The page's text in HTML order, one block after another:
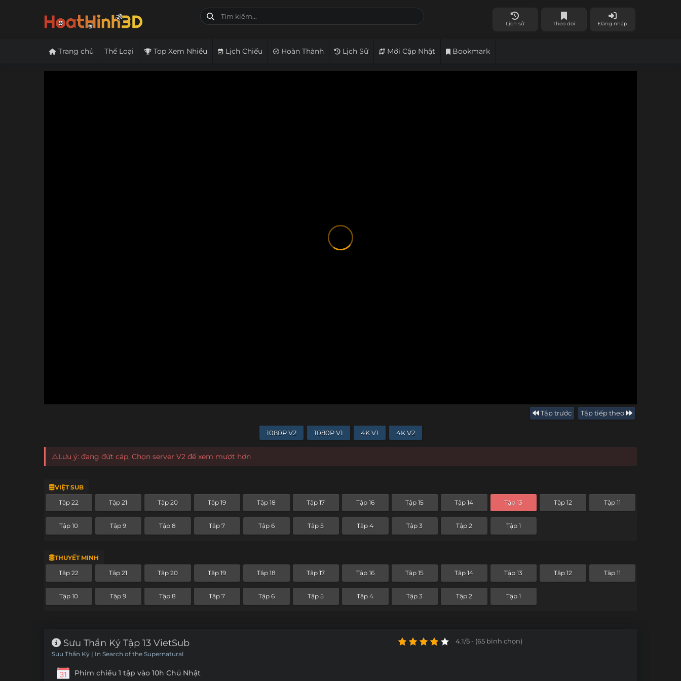
Lịch sử Theo dõi Đăng nhập
Trang chủ Thể Loại Top Xem Nhiều Lịch Chiếu Hoàn Thành Lịch Sử Mới Cập Nhật Bookmark
Tập trước Tập tiếp theo
1080P V2 1080P V1 4K V1 4K V2
⚠️Lưu ý: đang đứt cáp, Chọn server V2 để xem mượt hơn
VIỆT SUB
Tập 22 Tập 21 Tập 20 Tập 19 Tập 18 Tập 17 Tập 16 Tập 15 Tập 14 Tập 13 Tập 12 Tập 11
Tập 10 Tập 9 Tập 8 Tập 7 Tập 6 Tập 5 Tập 4 Tập 3 Tập 2 Tập 1
THUYẾT MINH
Tập 22 Tập 21 Tập 20 Tập 19 Tập 18 Tập 17 Tập 16 Tập 15 Tập 14 Tập 13 Tập 12 Tập 11
Tập 10 Tập 9 Tập 8 Tập 7 Tập 6 Tập 5 Tập 4 Tập 3 Tập 2 Tập 1
Sưu Thần Ký Tập 13 VietSub
Sưu Thần Ký | In Search of the Supernatural
Phim chiếu 1 tập vào 10h Chủ Nhật
4.1/5 - (65 bình chọn)